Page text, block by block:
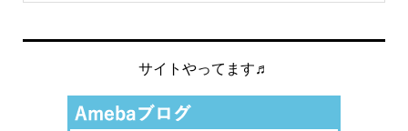
サイトやってます♬